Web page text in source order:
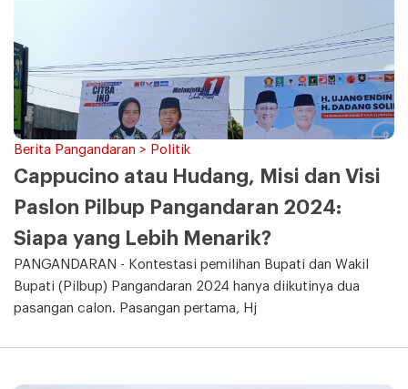
Berita Pangandaran > Politik
Cappucino atau Hudang, Misi dan Visi
Paslon Pilbup Pangandaran 2024:
Siapa yang Lebih Menarik?
PANGANDARAN - Kontestasi pemilihan Bupati dan Wakil
Bupati (Pilbup) Pangandaran 2024 hanya diikutinya dua
pasangan calon. Pasangan pertama, Hj